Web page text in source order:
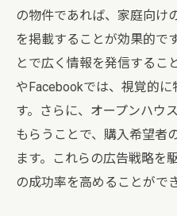
の物件であれば、家庭向け
を掲載することが効果的で
とで広く情報を発信するこ
やFacebookでは、視覚的
す。さらに、オープンハウ
もらうことで、購入希望者
ます。これらの広告戦略を
の成功率を高めることができ